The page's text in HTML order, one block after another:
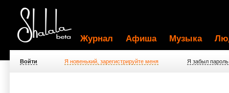
Журнал Афиша Музыка
Войти Я новенький, зарегистрируйте меня Я забыл пароль